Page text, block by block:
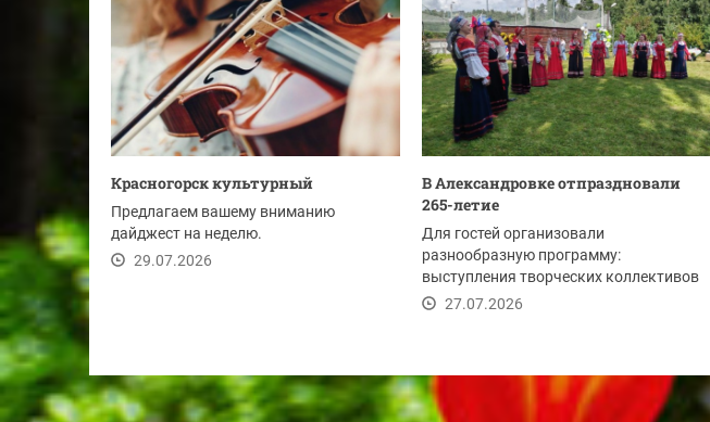
Красногорск культурный
Предлагаем вашему вниманию
дайджест на неделю.
29.07.2026
В Александровке отпраздновали
265-летие
Для гостей организовали
разнообразную программу:
выступления творческих коллективов
муниципалитета, мастер-классы,...
27.07.2026